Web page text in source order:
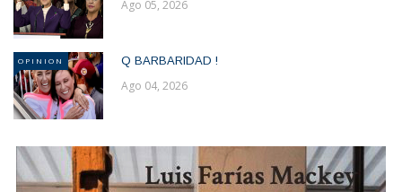
Ago 05, 2026
OPINION Q BARBARIDAD !
Ago 04, 2026